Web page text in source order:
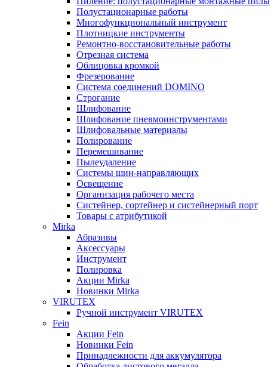
Полустационарные работы
Многофункциональный инструмент
Плотницкие инструменты
Ремонтно-восстановительные работы
Отрезная система
Облицовка кромкой
Фрезерование
Система соединений DOMINO
Строгание
Шлифование
Шлифование пневмоинструментами
Шлифовальные материалы
Полирование
Перемешивание
Пылеудаление
Системы шин-направляющих
Освещение
Организация рабочего места
Систейнер, сортейнер и систейнерный порт
Товары с атрибутикой
Mirka
Абразивы
Аксессуары
Инструмент
Полировка
Акции Mirka
Новинки Mirka
VIRUTEX
Ручной инструмент VIRUTEX
Fein
Акции Fein
Новинки Fein
Принадлежности для аккумулятора